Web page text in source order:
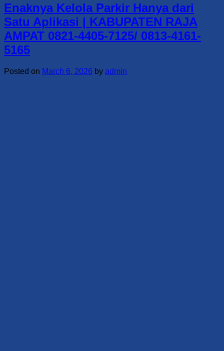
Enaknya Kelola Parkir Hanya dari
Satu Aplikasi | KABUPATEN RAJA
AMPAT 0821-4405-7125/ 0813-4161-
5165
Posted on March 6, 2026 by admin